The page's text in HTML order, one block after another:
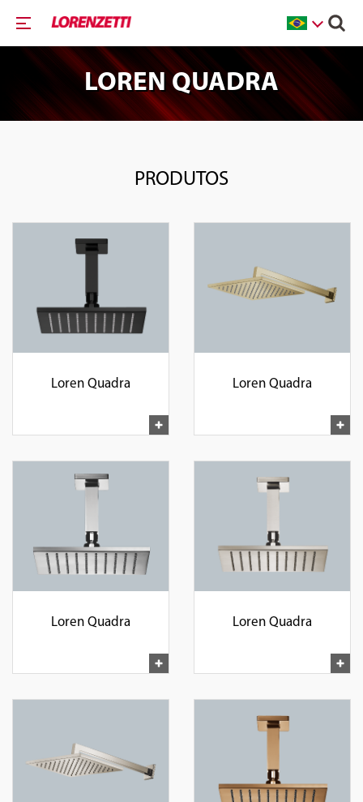
LOREN QUADRA
PRODUTOS
Loren Quadra Loren Quadra
Loren Quadra Loren Quadra